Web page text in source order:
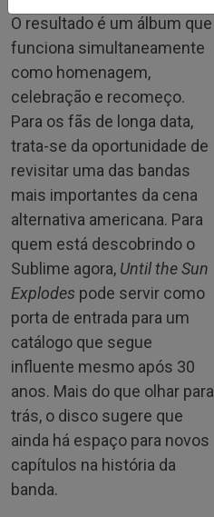
O resultado é um álbum que
funciona simultaneamente
como homenagem,
celebração e recomeço.
Para os fãs de longa data,
trata-se da oportunidade de
revisitar uma das bandas
mais importantes da cena
alternativa americana. Para
quem está descobrindo o
Sublime agora, Until the Sun
Explodes pode servir como
porta de entrada para um
catálogo que segue
influente mesmo após 30
anos. Mais do que olhar para
trás, o disco sugere que
ainda há espaço para novos
capítulos na história da
banda.